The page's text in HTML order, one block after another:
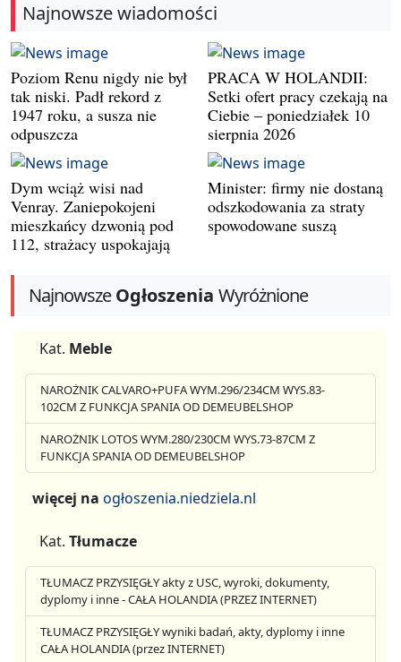
Najnowsze wiadomości
Poziom Renu nigdy nie był
tak niski. Padł rekord z
1947 roku, a susza nie
odpuszcza
PRACA W HOLANDII:
Setki ofert pracy czekają na
Ciebie – poniedziałek 10
sierpnia 2026
Dym wciąż wisi nad
Venray. Zaniepokojeni
mieszkańcy dzwonią pod
112, strażacy uspokajają
Minister: firmy nie dostaną
odszkodowania za straty
spowodowane suszą
NajnowszeOgłoszenia Wyróżnione
Kat. Meble
NAROŻNIK CALVARO+PUFA WYM.296/234CM WYS.83-
102CM Z FUNKCJA SPANIA OD DEMEUBELSHOP
NAROŻNIK LOTOS WYM.280/230CM WYS.73-87CM Z
FUNKCJA SPANIA OD DEMEUBELSHOP
więcej na ogłoszenia.niedziela.nl
Kat. Tłumacze
TŁUMACZ PRZYSIĘGŁY akty z USC, wyroki, dokumenty,
dyplomy i inne - CAŁA HOLANDIA (PRZEZ INTERNET)
TŁUMACZ PRZYSIĘGŁY wyniki badań, akty, dyplomy i inne
CAŁA HOLANDIA (przez INTERNET)